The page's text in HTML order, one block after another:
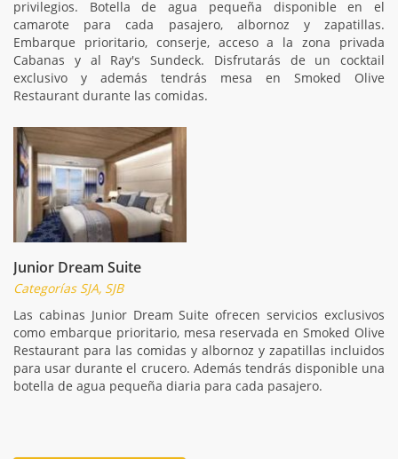
privilegios. Botella de agua pequeña disponible en el
camarote para cada pasajero, albornoz y zapatillas.
Embarque prioritario, conserje, acceso a la zona privada
Cabanas y al Ray's Sundeck. Disfrutarás de un cocktail
exclusivo y además tendrás mesa en Smoked Olive
Restaurant durante las comidas.
Junior Dream Suite
Categorías SJA, SJB
Las cabinas Junior Dream Suite ofrecen servicios exclusivos
como embarque prioritario, mesa reservada en Smoked Olive
Restaurant para las comidas y albornoz y zapatillas incluidos
para usar durante el crucero. Además tendrás disponible una
botella de agua pequeña diaria para cada pasajero.